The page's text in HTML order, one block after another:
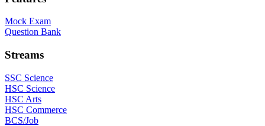
Mock Exam
Question Bank
Streams
SSC Science
HSC Science
HSC Arts
HSC Commerce
BCS/Job